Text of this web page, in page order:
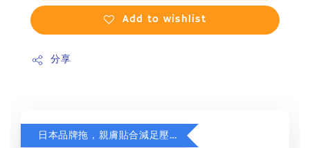
Add to wishlist
分享
日本品牌拖，親膚貼合減足壓，超值加購75折！